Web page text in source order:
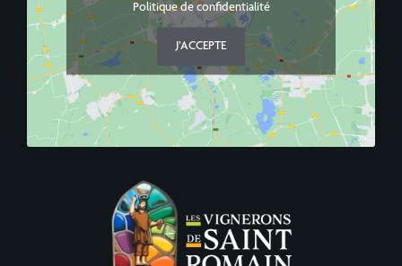
Politique de confidentialité
J’ACCEPTE